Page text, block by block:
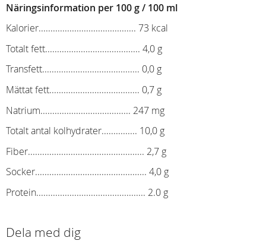
Näringsinformation per 100 g / 100 ml
Kalorier......................................... 73 kcal
Totalt fett........................................ 4,0 g
Transfett......................................... 0,0 g
Mättat fett...................................... 0,7 g
Natrium...................................... 247 mg
Totalt antal kolhydrater............... 10,0 g
Fiber................................................. 2,7 g
Socker............................................... 4,0 g
Protein.............................................. 2.0 g
Dela med dig